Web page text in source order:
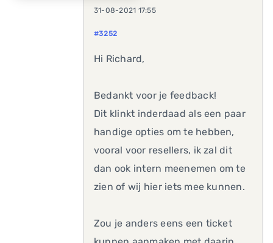
31-08-2021 17:55
#3252
Hi Richard,
Bedankt voor je feedback!
Dit klinkt inderdaad als een paar
handige opties om te hebben,
vooral voor resellers, ik zal dit
dan ook intern meenemen om te
zien of wij hier iets mee kunnen.
Zou je anders eens een ticket